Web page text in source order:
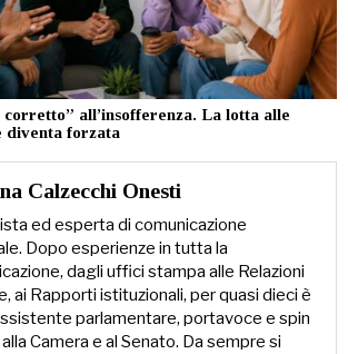
all’insofferenza. La lotta alle
diventa forzata
Calzecchi Onesti
ed esperta di comunicazione
Dopo esperienze in tutta la
dagli uffici stampa alle Relazioni
ai Rapporti istituzionali, per quasi dieci è
parlamentare, portavoce e spin
Camera e al Senato. Da sempre si